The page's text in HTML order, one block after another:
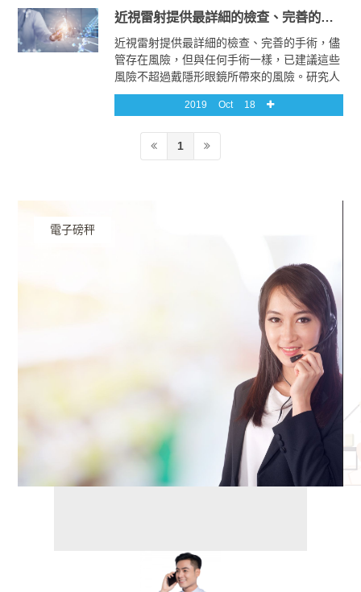
近視雷射提供最詳細的檢查、完善的手術
近視雷射提供最詳細的檢查、完善的手術，儘
管存在風險，但與任何手術一樣，已建議這些
風險不超過戴隱形眼鏡所帶來的風險。研究人
員發現，實際上，每10,000人中就有1人因雷
射眼科手術而導致嚴重的視力喪失，通常，手
2019 Oct 18
1
電子磅秤